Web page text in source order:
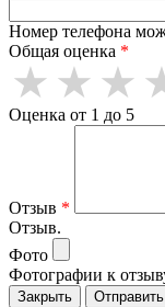
Номер телефона
Общая оценка *
Оценка от 1 до 5
Отзыв *
Отзыв.
Фото
Фотографии к
Закрыть Отправить